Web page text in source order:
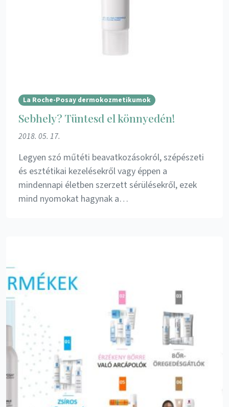
La Roche-Posay dermokozmetikumok
Sebhely? Tüntesd el könnyedén!
2018. 05. 17.
Legyen szó műtéti beavatkozásokról, szépészeti
és esztétikai kezelésekről vagy éppen a
mindennapi életben szerzett sérülésekről, ezek
mind nyomokat hagynak a…